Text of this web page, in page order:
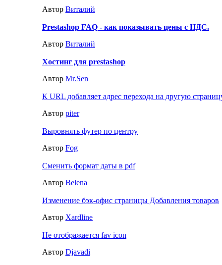
Автор Виталий
Prestashop FAQ - как показывать цены с НДС.
Автор Виталий
Хостинг для prestashop
Автор Mr.Sen
К URL добавляет адрес перехода на другую
Автор piter
Выровнять футер по центру
Автор Fog
Сменить формат даты в pdf
Автор Belena
Изменение бэк-офис страницы Добавления товаров
Автор Xardline
Не отображается fav icon
Автор Djavadi